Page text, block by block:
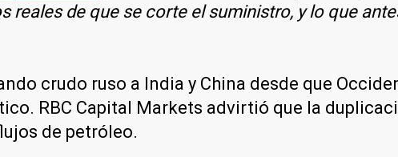
reales de que se corte el suministro, y lo que
crudo ruso a India y China desde que
RBC Capital Markets advirtió que la
de petróleo.